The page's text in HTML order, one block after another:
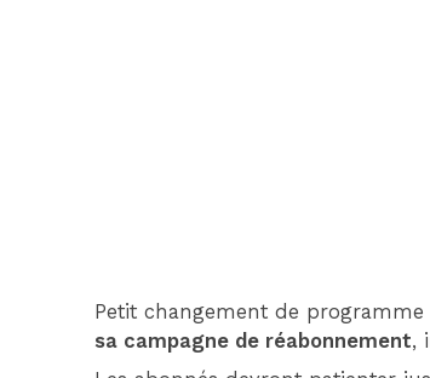
Petit changement de
sa campagne de réabonnement,